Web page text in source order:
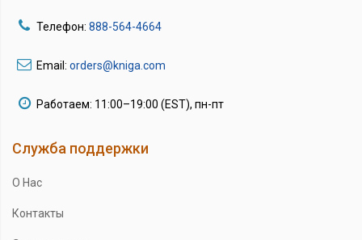
Телефон: 888-564-4664
Email: orders@kniga.com
Работаем: 11:00–19:00 (EST), пн-пт
Служба поддержки
О Нас
Контакты